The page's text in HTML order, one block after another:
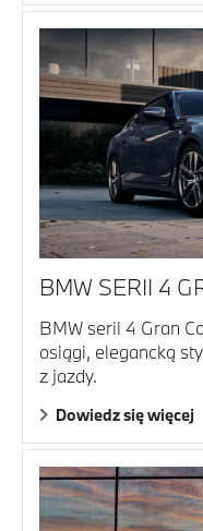
BMW SERII 4
BMW serii 4 Gran
osiągi, elegancką
z jazdy.
Dowiedz się więcej